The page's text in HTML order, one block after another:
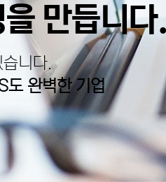
만듭니다.
니다.
도 완벽한 기업